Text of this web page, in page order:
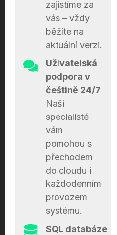
zajistíme za
vás – vždy
běžíte na
aktuální verzi.
Uživatelská
podpora v
češtině 24/7
Naši
specialisté
vám
pomohou s
přechodem
do cloudu i
každodenním
provozem
systému.
SQL databáze